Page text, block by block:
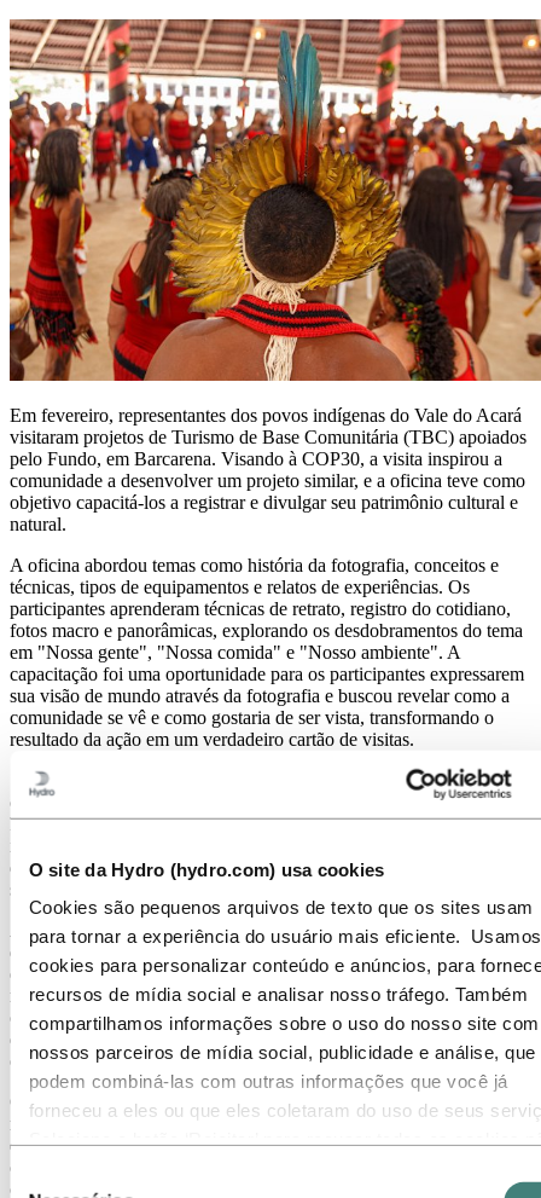
O site da Hydro (hydro.com) usa cookies
Cookies são pequenos arquivos de texto que os sites usam
para tornar a experiência do usuário mais eficiente. Usamos
cookies para personalizar conteúdo e anúncios, para
recursos de mídia social e analisar nosso tráfego. Também
compartilhamos informações sobre o uso do nosso site com
nossos parceiros de mídia social, publicidade e análise, que
podem combiná-las com outras informações que você já
forneceu a eles ou que eles coletaram do uso de seus
Seleção
Em fevereiro, representantes dos povos indígenas do Vale do Acará
visitaram projetos de Turismo de Base Comunitária (TBC) apoiados
pelo Fundo, em Barcarena. Visando à COP30, a visita inspirou a
comunidade a desenvolver um projeto similar, e a oficina teve como
objetivo capacitá-los a registrar e divulgar seu patrimônio cultural e
natural.
A oficina abordou temas como história da fotografia, conceitos e
técnicas, tipos de equipamentos e relatos de experiências. Os
participantes aprenderam técnicas de retrato, registro do cotidiano,
fotos macro e panorâmicas, explorando os desdobramentos do tema
em "Nossa gente", "Nossa comida" e "Nosso ambiente". A
capacitação foi uma oportunidade para os participantes expressarem
sua visão de mundo através da fotografia e buscou revelar como a
comunidade se vê e como gostaria de ser vista, transformando o
resultado da ação em um verdadeiro cartão de visitas.
"A fotografia é uma ferramenta poderosa para valorizar a identidade,
cultura, valores e tradições desses povos", afirma Eduardo
Figueiredo, Diretor-executivo do Fundo Hydro. "Ao registrar em
documentar costumes, rotinas e meios de produção, fortalecendo o
senso de pertencimento e o empoderamento da comunidade."
A iniciativa do Fundo Hydro, organização sem fins lucrativos
dedicada a investir em projetos que promovem o
empreendedorismo, a inclusão social, a preservação ambiental e a
redução das desigualdades em comunidades, demonstra o
compromisso da organização com o desenvolvimento sustentável
das comunidades em que atua, promovendo o diálogo intercultural e
o respeito à diversidade.
O Fundo Hydro atua como mecanismo financeiro, através da
realização ou apoio a projetos que se propõe a reduzir
desigualdades, gerar renda, emprego, promover a cultura de base
comunitária e preservar o meio ambiente, contribuindo para
comunidades e cidades melhores e mais sustentáveis para todos e